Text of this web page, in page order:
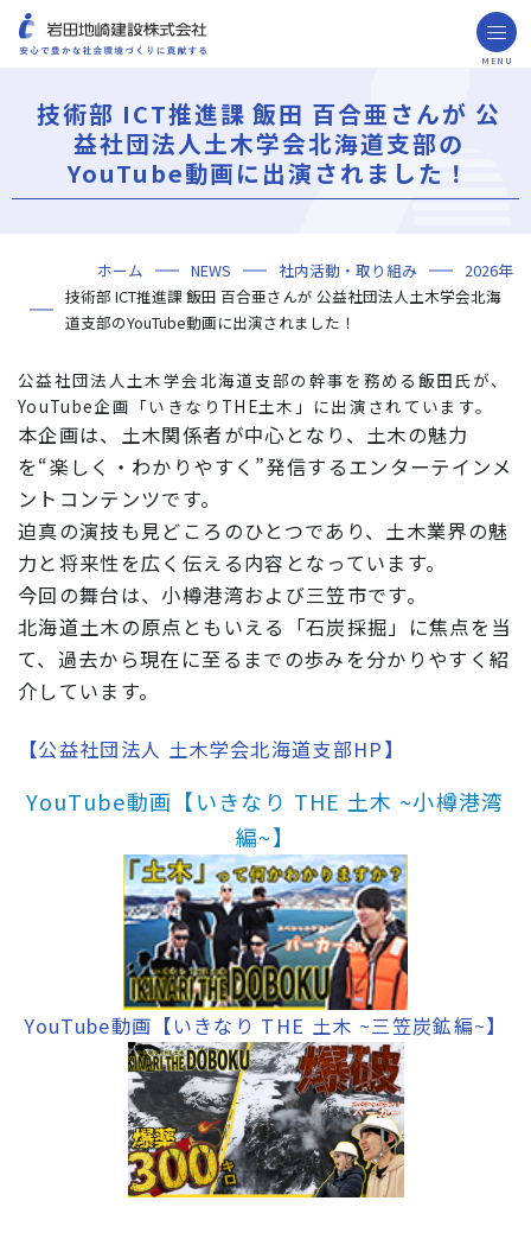
MENU
企業情報
ごあいさつ
ミッション・ビジョン・社訓
会社概要
組織図
役員一覧
沿革
岩田地崎の歴史
事業所一覧
関連会社
プレスリリース
財務情報
岩田地崎建設のCM
3分でわかる岩田地崎建設
サステナビリティ
年代から探す
地域別で探す
用途区分から探す
GISマップシステム
Niseko Project
プロジェクトレポート
技術・ソリューション
技術
ソリューション
採用情報
NISEKO PROJECTS
閉じる
技術部 ICT推進課 飯田 百合亜さんが 公
益社団法人土木学会北海道支部の
YouTube動画に出演されました！
ホーム NEWS 社内活動・取り組み
2026年
技術部 ICT推進課 飯田 百合亜さんが 公益社団法人土木学会北海
道支部のYouTube動画に出演されました！
公益社団法人土木学会北海道支部の幹事を務める飯田氏が、
YouTube企画「いきなりTHE土木」に出演されています。
本企画は、土木関係者が中心となり、土木の魅力
を“楽しく・わかりやすく”発信するエンターテインメ
ントコンテンツです。
迫真の演技も見どころのひとつであり、土木業界の魅
力と将来性を広く伝える内容となっています。
今回の舞台は、小樽港湾および三笠市です。
北海道土木の原点ともいえる「石炭採掘」に焦点を当
て、過去から現在に至るまでの歩みを分かりやすく紹
介しています。
【公益社団法人 土木学会北海道支部HP】
YouTube動画【いきなり THE 土木 ~小樽港湾
編~】
YouTube動画【いきなり THE 土木 ~三笠炭鉱編~】